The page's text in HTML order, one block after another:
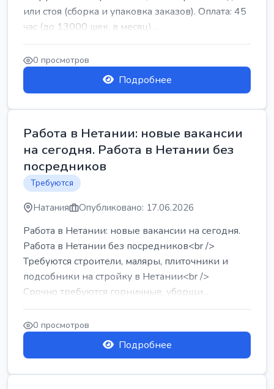
или стоя (сборка и упаковка заказов). Оплата: 45
час (до 13000 шек. в месяц) ...
0 просмотров
Подробнее
Работа в Нетании: новые вакансии
на сегодня. Работа в Нетании без
посредников
Требуются
Натания Опубликовано: 17.06.2026
Работа в Нетании: новые вакансии на сегодня.
Работа в Нетании без посредников<br />
Требуются строители, маляры, плиточники и
подсобники на стройку в Нетании<br />
Срочно требуются горничные, уборщи...
0 просмотров
Подробнее